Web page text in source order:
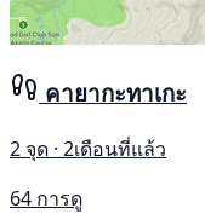
คายากะทาเกะ
2 จุด · 2เดือนที่แล้ว
64 การดู